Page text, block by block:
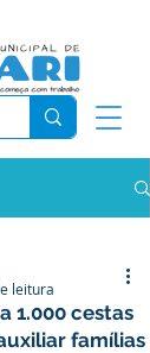
1.000 cestas
famílias
leitura